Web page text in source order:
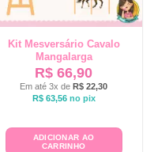
Kit Mesversário Cavalo
Mangalarga
R$ 66,90
Em até 3x de R$ 22,30
R$63,56 no pix
ADICIONAR AO
CARRINHO